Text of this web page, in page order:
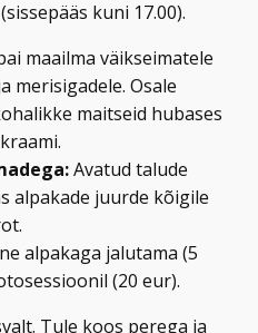
kuni 17.00).
maailma väikseimatele
merisigadele. Osale
maitseid hubases
Avatud talude
alpakade juurde kõigile
alpakaga jalutama (5
(20 eur).
Tule koos perega ja